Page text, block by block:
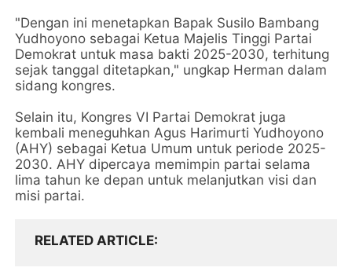
"Dengan ini menetapkan Bapak Susilo Bambang
Yudhoyono sebagai Ketua Majelis Tinggi Partai
Demokrat untuk masa bakti 2025-2030, terhitung
sejak tanggal ditetapkan," ungkap Herman dalam
sidang kongres.
Selain itu, Kongres VI Partai Demokrat juga
kembali meneguhkan Agus Harimurti Yudhoyono
(AHY) sebagai Ketua Umum untuk periode 2025-
2030. AHY dipercaya memimpin partai selama
lima tahun ke depan untuk melanjutkan visi dan
misi partai.
RELATED ARTICLE